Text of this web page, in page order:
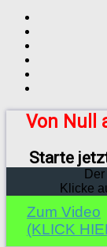
Von Null
Starte
Klicke
Zum Video
(KLICK